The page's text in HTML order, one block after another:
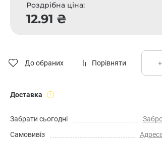
Роздрібна ціна:
12.91 ₴
До обраних Порівняти
Доставка
Забрати сьогодні
Самовивіз